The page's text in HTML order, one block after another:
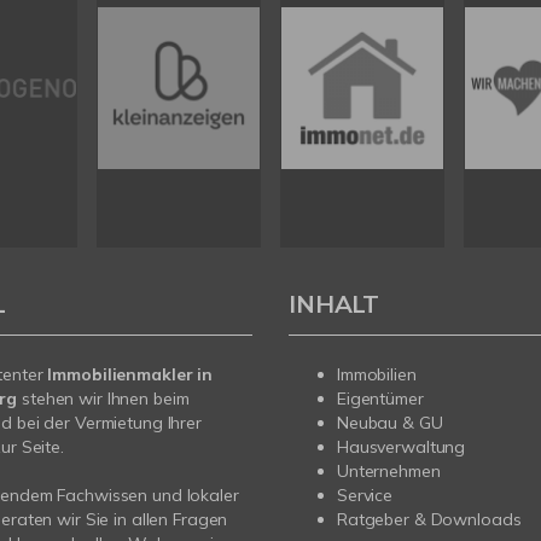
Immobilienmakler in
stehen wir Ihnen beim
bei der Vermietung Ihrer
Seite.
Fachwissen und lokaler
wir Sie in allen Fragen
INHALT
Immobilien
Eigentümer
Neubau & GU
Hausverwaltung
Unternehmen
Service
Ratgeber & Downloads